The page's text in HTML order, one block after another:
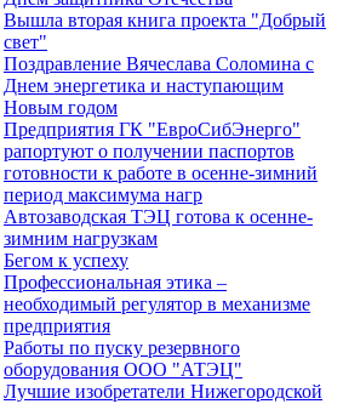
Вышла вторая книга проекта "Добрый
свет"
Поздравление Вячеслава Соломина с
Днем энергетика и наступающим
Новым годом
Предприятия ГК "ЕвроСибЭнерго"
рапортуют о получении паспортов
готовности к работе в осенне-зимний
период максимума нагр
Автозаводская ТЭЦ готова к осенне-
зимним нагрузкам
Бегом к успеху
Профессиональная этика –
необходимый регулятор в механизме
предприятия
Работы по пуску резервного
оборудования ООО "АТЭЦ"
Лучшие изобретатели Нижегородской